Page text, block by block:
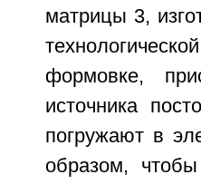
матрицы 3,
формовке,
источника
погружают в
образом,